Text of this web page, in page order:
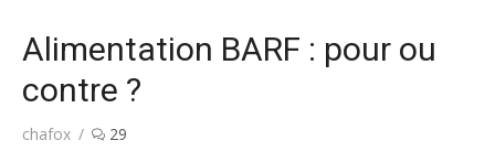
Alimentation BARF : pour ou
contre ?
Author
chafox 29